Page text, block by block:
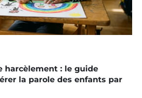
harcèlement : le guide
la parole des enfants par